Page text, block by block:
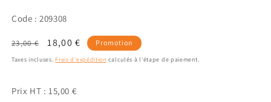
Code : 209308
Prix
habituel
23,00 €
Prix
promotionnel
18,00 € Promotion
Taxes incluses. Frais d'expédition calculés à l'étape de paiement.
Prix HT : 15,00 €